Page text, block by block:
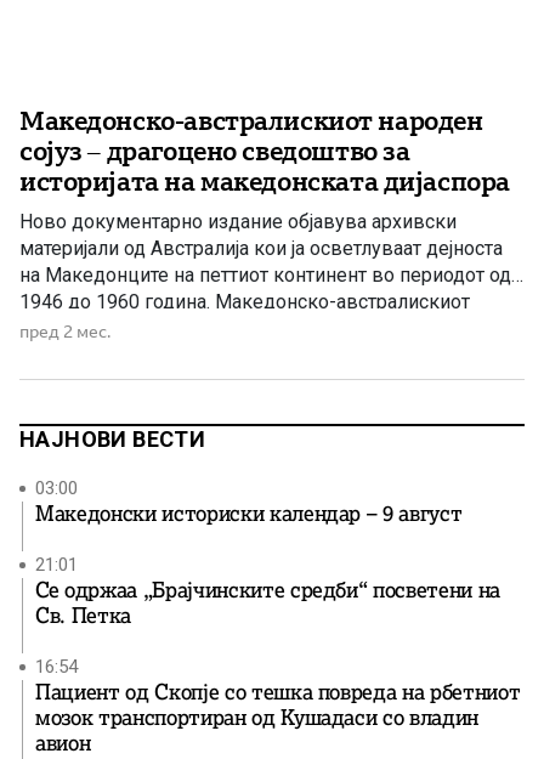
Македонско-австралискиот народен
сојуз – драгоцено сведоштво за
историјата на македонската дијаспора
Ново документарно издание објавува архивски
материјали од Австралија кои ја осветлуваат дејноста
на Македонците на петтиот континент во периодот од
1946 до 1960 година. Македонско-австралискиот
народен сојуз – сведоштво за организираноста и
наши раце дојде едно исклучително вредно
придонес за историјата на македонската емиграција […]
пред 2 мес.
НАЈНОВИ ВЕСТИ
03:00
Македонски историски календар – 9 август
21:01
Се одржаа „Брајчинските средби“ посветени на
Св. Петка
16:54
Пациент од Скопје со тешка повреда на рбетниот
мозок транспортиран од Кушадаси со владин
авион